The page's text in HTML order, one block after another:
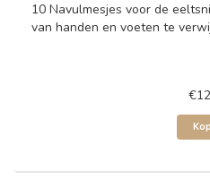
10 Navulmesjes voor de
van handen en voeten te